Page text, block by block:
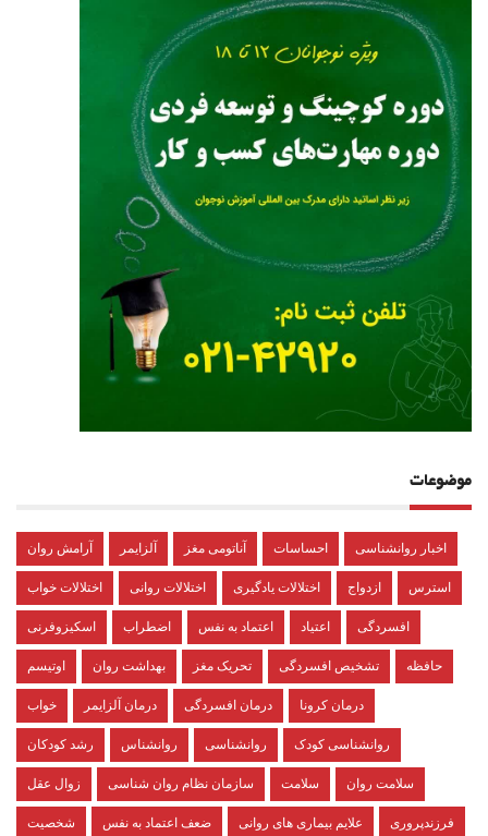
موضوعات
آرامش روان آلزایمر آناتومی مغز احساسات اخبار روانشناسی
اختلالات خواب اختلالات روانی اختلالات یادگیری ازدواج استرس
اسکیزوفرنی اضطراب اعتماد به نفس اعتیاد افسردگی
اوتیسم بهداشت روان تحریک مغز تشخیص افسردگی حافظه
خواب درمان آلزایمر درمان افسردگی درمان کرونا
رشد کودکان روانشناس روانشناسی روانشناسی کودک
زوال عقل سازمان نظام روان شناسی سلامت سلامت روان
شخصیت ضعف اعتماد به نفس علایم بیماری های روانی فرزندپروری